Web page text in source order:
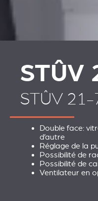
STÛV
STÛV
Double face:
d’autre
Réglage de la
Possibilité de
Possibilité de
Ventilateur en
ACCESSOIRES STÛV